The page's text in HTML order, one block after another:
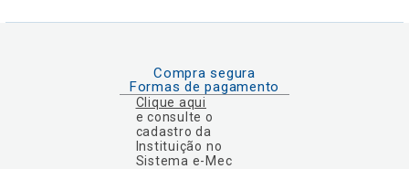
Compra segura
Formas de pagamento
Clique aqui
e consulte o
cadastro da
Instituição no
Sistema e-Mec